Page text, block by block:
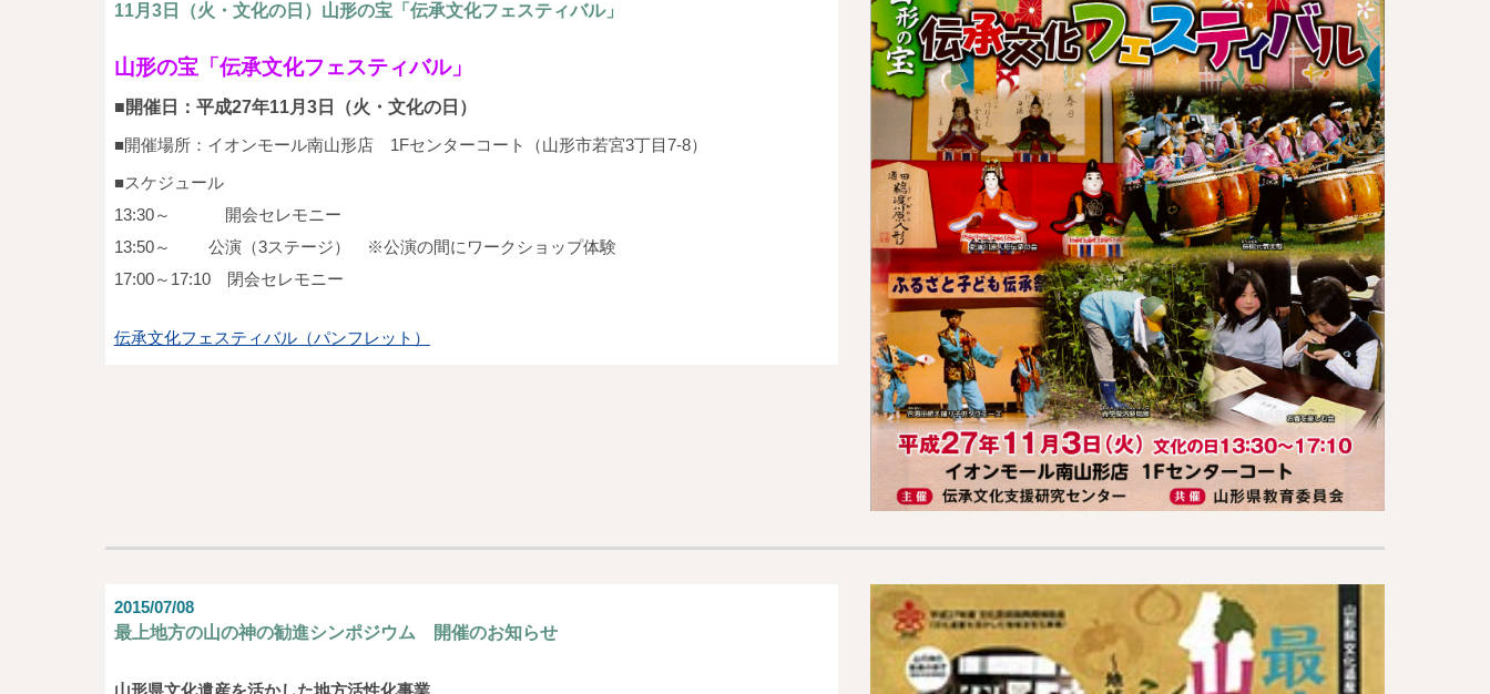
11月3日（火・文化の日）山形の宝「伝承文化フェスティバル」
山形の宝「伝承文化フェスティバル」
■開催日：平成27年11月3日（火・文化の日）
■開催場所：イオンモール南山形店 1Fセンターコート（山形市若宮3丁目7-8）
■スケジュール
13:30～ 開会セレモニー
13:50～ 公演（3ステージ） ※公演の間にワークショップ体験
17:00～17:10 閉会セレモニー
伝承文化フェスティバル（パンフレット）
2015/07/08
最上地方の山の神の勧進シンポジウム 開催のお知らせ